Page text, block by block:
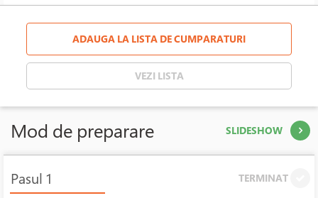
ADAUGA LA LISTA DE CUMPARATURI
VEZI LISTA
Mod de preparare SLIDESHOW
Pasul 1 TERMINAT